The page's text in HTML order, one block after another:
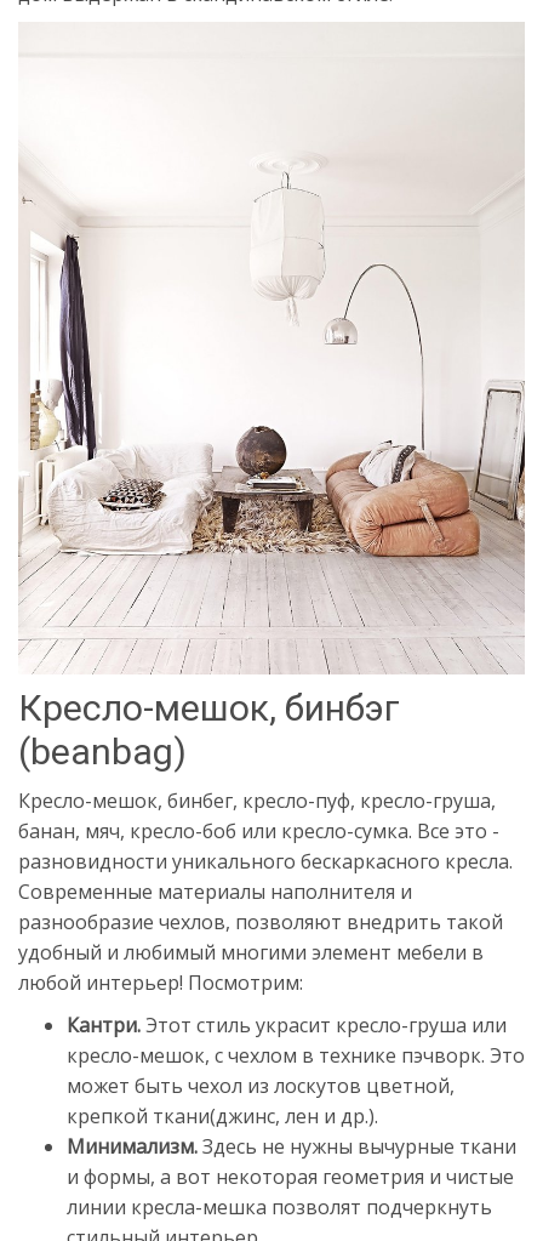
Кресло-мешок, бинбэг
(beanbag)
Кресло-мешок, бинбег, кресло-пуф, кресло-груша,
банан, мяч, кресло-боб или кресло-сумка. Все это -
разновидности уникального бескаркасного кресла.
Современные материалы наполнителя и
разнообразие чехлов, позволяют внедрить такой
удобный и любимый многими элемент мебели в
любой интерьер! Посмотрим:
Кантри.Этот стиль украсит кресло-груша или
кресло-мешок, с чехлом в технике пэчворк. Это
может быть чехол из лоскутов цветной,
крепкой ткани(джинс, лен и др.).
Минимализм.Здесь не нужны вычурные ткани
и формы, а вот некоторая геометрия и чистые
линии кресла-мешка позволят подчеркнуть